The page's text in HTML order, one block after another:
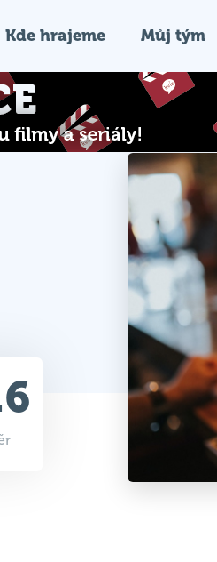
Kde hrajeme Můj tým